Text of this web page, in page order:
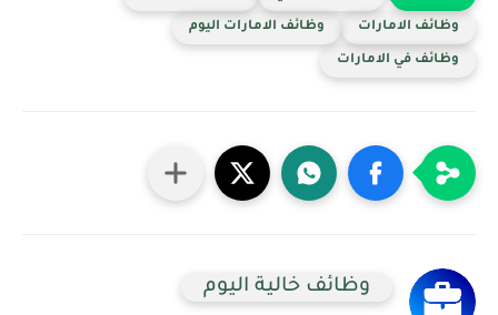
وظائف الامارات وظائف الامارات اليوم
وظائف في الامارات
وظائف خالية اليوم